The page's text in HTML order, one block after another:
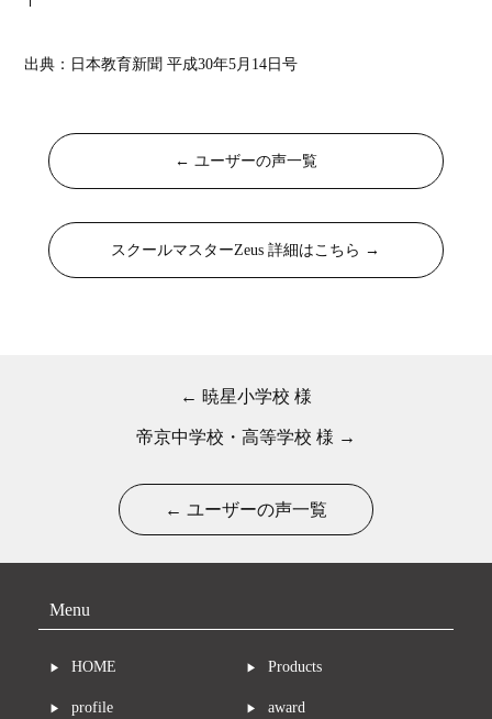
出典：日本教育新聞 平成30年5月14日号
← ユーザーの声一覧
スクールマスターZeus 詳細はこちら →
← 暁星小学校 様
帝京中学校・高等学校 様 →
← ユーザーの声一覧
Menu
HOME Products
profile award